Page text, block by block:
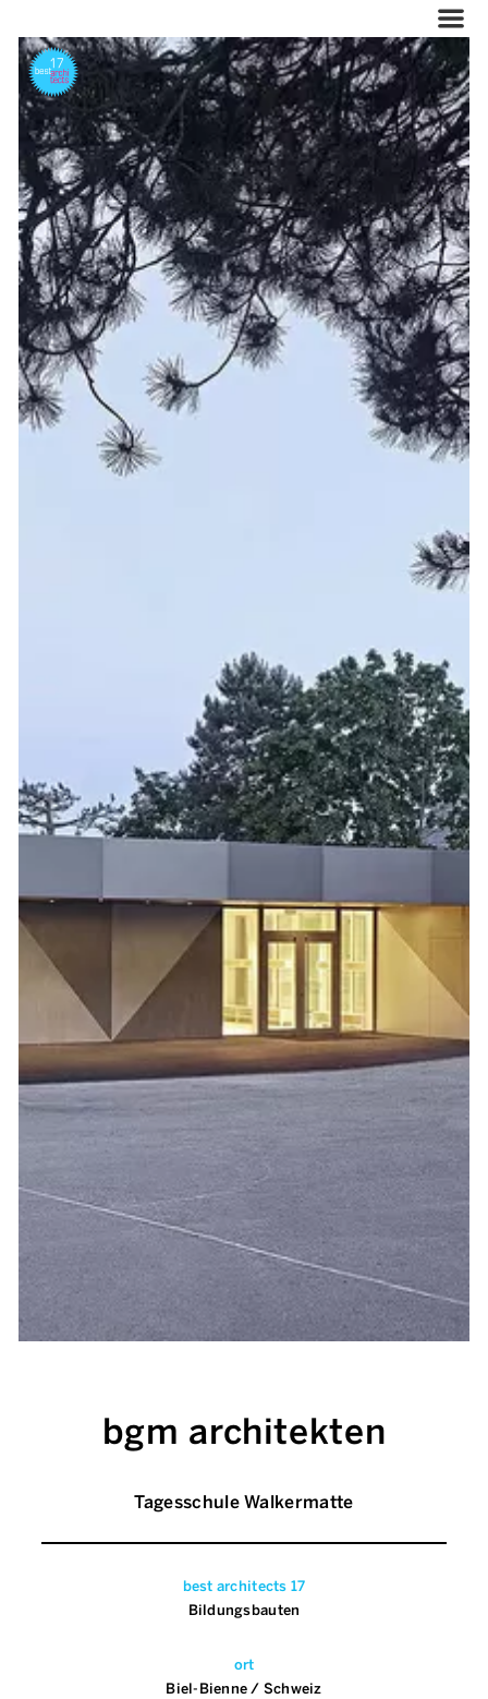
bgm architekten
Tagesschule Walkermatte
best architects 17
Bildungsbauten
ort
Biel-Bienne / Schweiz